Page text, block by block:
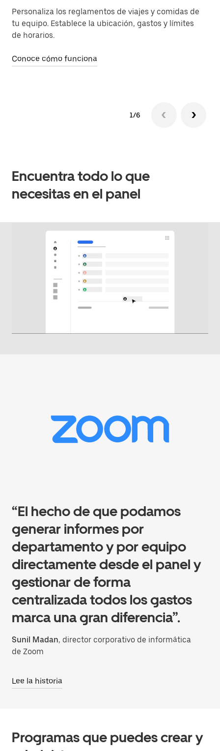
Personaliza los reglamentos de viajes y comidas de
tu equipo. Establece la ubicación, gastos y límites
de horarios.
Conoce cómo funciona
1/6
Encuentra todo lo que
necesitas en el panel
“El hecho de que podamos
generar informes por
departamento y por equipo
directamente desde el panel y
gestionar de forma
centralizada todos los gastos
marca una gran diferencia”.
Sunil Madan, director corporativo de informática
de Zoom
Lee la historia
Programas que puedes crear y